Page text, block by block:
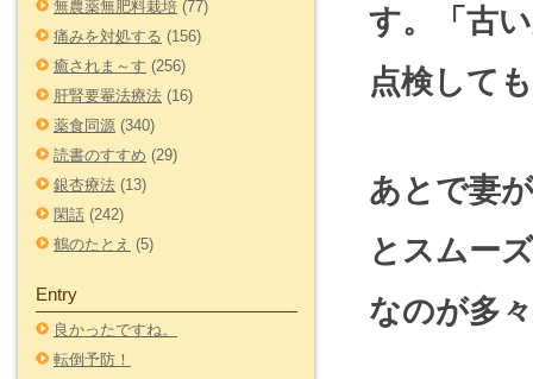
無農薬無肥料栽培 (77)
痛みを対処する (156)
癒されま～す (256)
肝腎要罨法療法 (16)
薬食同源 (340)
読書のすすめ (29)
銀杏療法 (13)
閑話 (242)
鶴のたとえ (5)
Entry
良かったですね。
転倒予防！
す。「古
点検して
あとで妻
とスムー
なのが多